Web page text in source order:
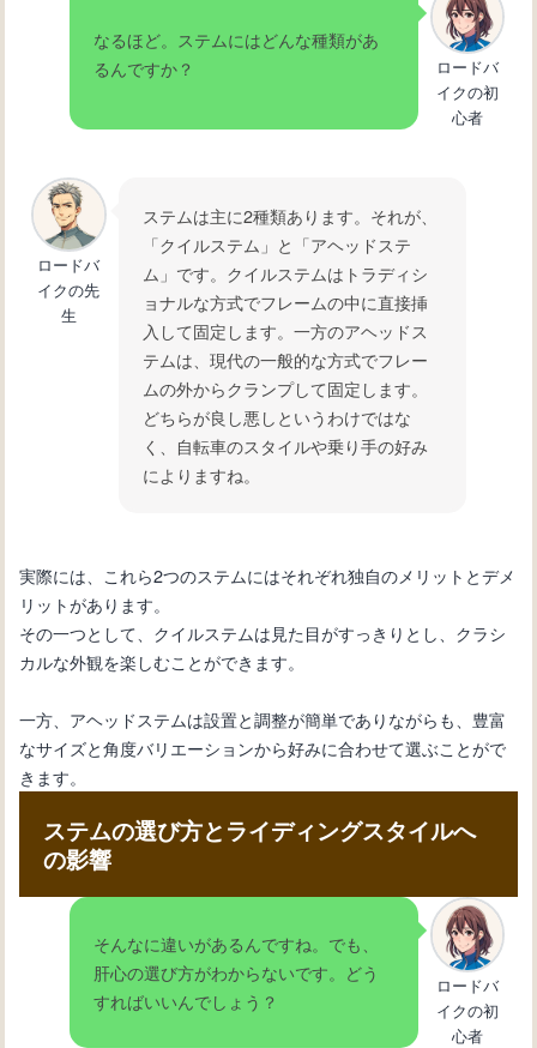
なるほど。ステムにはどんな種類があ
るんですか？
ロードバ
イクの初
心者
ロードバ
イクの先
生
ステムは主に2種類あります。それが、
「クイルステム」と「アヘッドステ
ム」です。クイルステムはトラディシ
ョナルな方式でフレームの中に直接挿
入して固定します。一方のアヘッドス
テムは、現代の一般的な方式でフレー
ムの外からクランプして固定します。
どちらが良し悪しというわけではな
く、自転車のスタイルや乗り手の好み
によりますね。
実際には、これら2つのステムにはそれぞれ独自のメリットとデメ
リットがあります。
その一つとして、クイルステムは見た目がすっきりとし、クラシ
カルな外観を楽しむことができます。
一方、アヘッドステムは設置と調整が簡単でありながらも、豊富
なサイズと角度バリエーションから好みに合わせて選ぶことがで
きます。
ステムの選び方とライディングスタイルへ
の影響
そんなに違いがあるんですね。でも、
肝心の選び方がわからないです。どう
すればいいんでしょう？
ロードバ
イクの初
心者